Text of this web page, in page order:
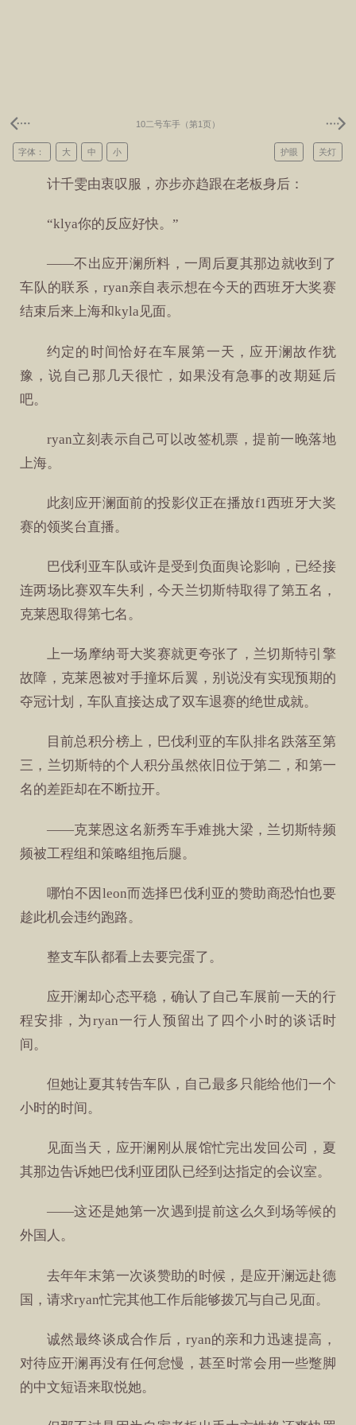
10二号车手（第1页）
关灯
护眼
字体： 大 中 小
计千雯由衷叹服，亦步亦趋跟在老板身后：
“klya你的反应好快。”
——不出应开澜所料，一周后夏其那边就收到了
车队的联系，ryan亲自表示想在今天的西班牙大奖赛
结束后来上海和kyla见面。
约定的时间恰好在车展第一天，应开澜故作犹
豫，说自己那几天很忙，如果没有急事的改期延后
吧。
ryan立刻表示自己可以改签机票，提前一晚落地
上海。
此刻应开澜面前的投影仪正在播放f1西班牙大奖
赛的领奖台直播。
巴伐利亚车队或许是受到负面舆论影响，已经接
连两场比赛双车失利，今天兰切斯特取得了第五名，
克莱恩取得第七名。
上一场摩纳哥大奖赛就更夸张了，兰切斯特引擎
故障，克莱恩被对手撞坏后翼，别说没有实现预期的
夺冠计划，车队直接达成了双车退赛的绝世成就。
目前总积分榜上，巴伐利亚的车队排名跌落至第
三，兰切斯特的个人积分虽然依旧位于第二，和第一
名的差距却在不断拉开。
——克莱恩这名新秀车手难挑大梁，兰切斯特频
频被工程组和策略组拖后腿。
哪怕不因leon而选择巴伐利亚的赞助商恐怕也要
趁此机会违约跑路。
整支车队都看上去要完蛋了。
应开澜却心态平稳，确认了自己车展前一天的行
程安排，为ryan一行人预留出了四个小时的谈话时
间。
但她让夏其转告车队，自己最多只能给他们一个
小时的时间。
见面当天，应开澜刚从展馆忙完出发回公司，夏
其那边告诉她巴伐利亚团队已经到达指定的会议室。
——这还是她第一次遇到提前这么久到场等候的
外国人。
去年年末第一次谈赞助的时候，是应开澜远赴德
国，请求ryan忙完其他工作后能够拨冗与自己见面。
诚然最终谈成合作后，ryan的亲和力迅速提高，
对待应开澜再没有任何怠慢，甚至时常会用一些蹩脚
的中文短语来取悦她。